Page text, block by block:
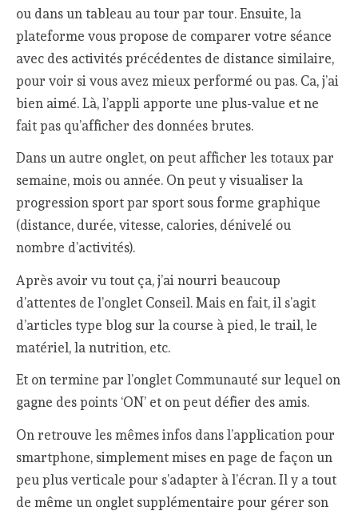
ou dans un tableau au tour par tour. Ensuite, la
plateforme vous propose de comparer votre séance
avec des activités précédentes de distance similaire,
pour voir si vous avez mieux performé ou pas. Ca, j’ai
bien aimé. Là, l’appli apporte une plus-value et ne
fait pas qu’afficher des données brutes.
Dans un autre onglet, on peut afficher les totaux par
semaine, mois ou année. On peut y visualiser la
progression sport par sport sous forme graphique
(distance, durée, vitesse, calories, dénivelé ou
nombre d’activités).
Après avoir vu tout ça, j’ai nourri beaucoup
d’attentes de l’onglet Conseil. Mais en fait, il s’agit
d’articles type blog sur la course à pied, le trail, le
matériel, la nutrition, etc.
Et on termine par l’onglet Communauté sur lequel on
gagne des points ‘ON’ et on peut défier des amis.
On retrouve les mêmes infos dans l’application pour
smartphone, simplement mises en page de façon un
peu plus verticale pour s’adapter à l’écran. Il y a tout
de même un onglet supplémentaire pour gérer son